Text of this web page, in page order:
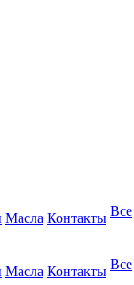
Масла Контакты Все
Масла Контакты Все